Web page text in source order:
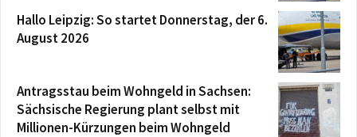
Hallo Leipzig: So startet Donnerstag, der 6.
August 2026
Antragsstau beim Wohngeld in Sachsen:
Sächsische Regierung plant selbst mit
Millionen-Kürzungen beim Wohngeld